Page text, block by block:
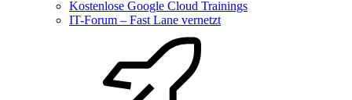
Kostenlose Google Cloud Trainings
IT-Forum – Fast Lane vernetzt